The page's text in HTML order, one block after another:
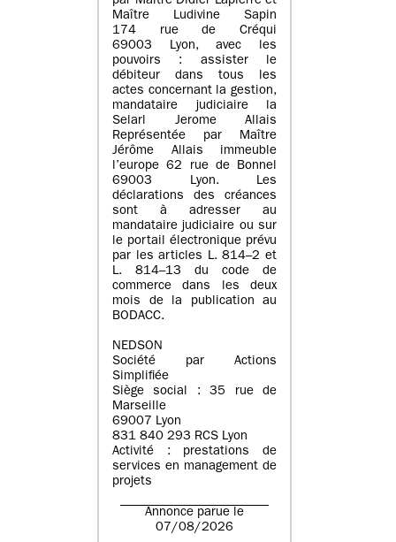
Maître Ludivine Sapin
174 rue de Créqui
69003 Lyon, avec les
pouvoirs : assister le
débiteur dans tous les
actes concernant la gestion,
mandataire judiciaire la
Selarl Jerome Allais
Représentée par Maître
Jérôme Allais immeuble
l’europe 62 rue de Bonnel
69003 Lyon. Les
déclarations des créances
sont à adresser au
mandataire judiciaire ou sur
le portail électronique prévu
par les articles L. 814–2 et
L. 814–13 du code de
commerce dans les deux
mois de la publication au
BODACC.
NEDSON
Société par Actions
Simplifiée
Siège social : 35 rue de
Marseille
69007 Lyon
831 840 293 RCS Lyon
Activité : prestations de
services en management de
projets
Annonce parue le
07/08/2026